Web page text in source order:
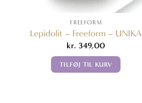
FREEFORM
Lepidolit – Freeform – UNIKA
kr. 349,00
TILFØJ TIL KURV